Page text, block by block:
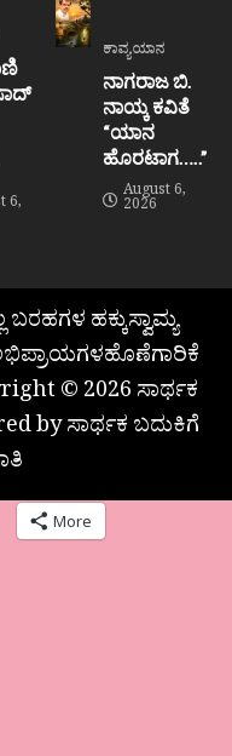
6,
ಕಾವ್ಯಯಾನ
ನಾಗರಾಜ ಬಿ.
ನಾಯ್ಕ ಕವಿತೆ
“ಯಾನ
ಹೊರಟಾಗ…..”
August 6,
2026
ಹಕ್ಕುಸ್ವಾಮ್ಯ
© 2026 ಸಾರ್ಥಕ
by ಸಾರ್ಥಕ ಬದುಕಿಗೆ
More